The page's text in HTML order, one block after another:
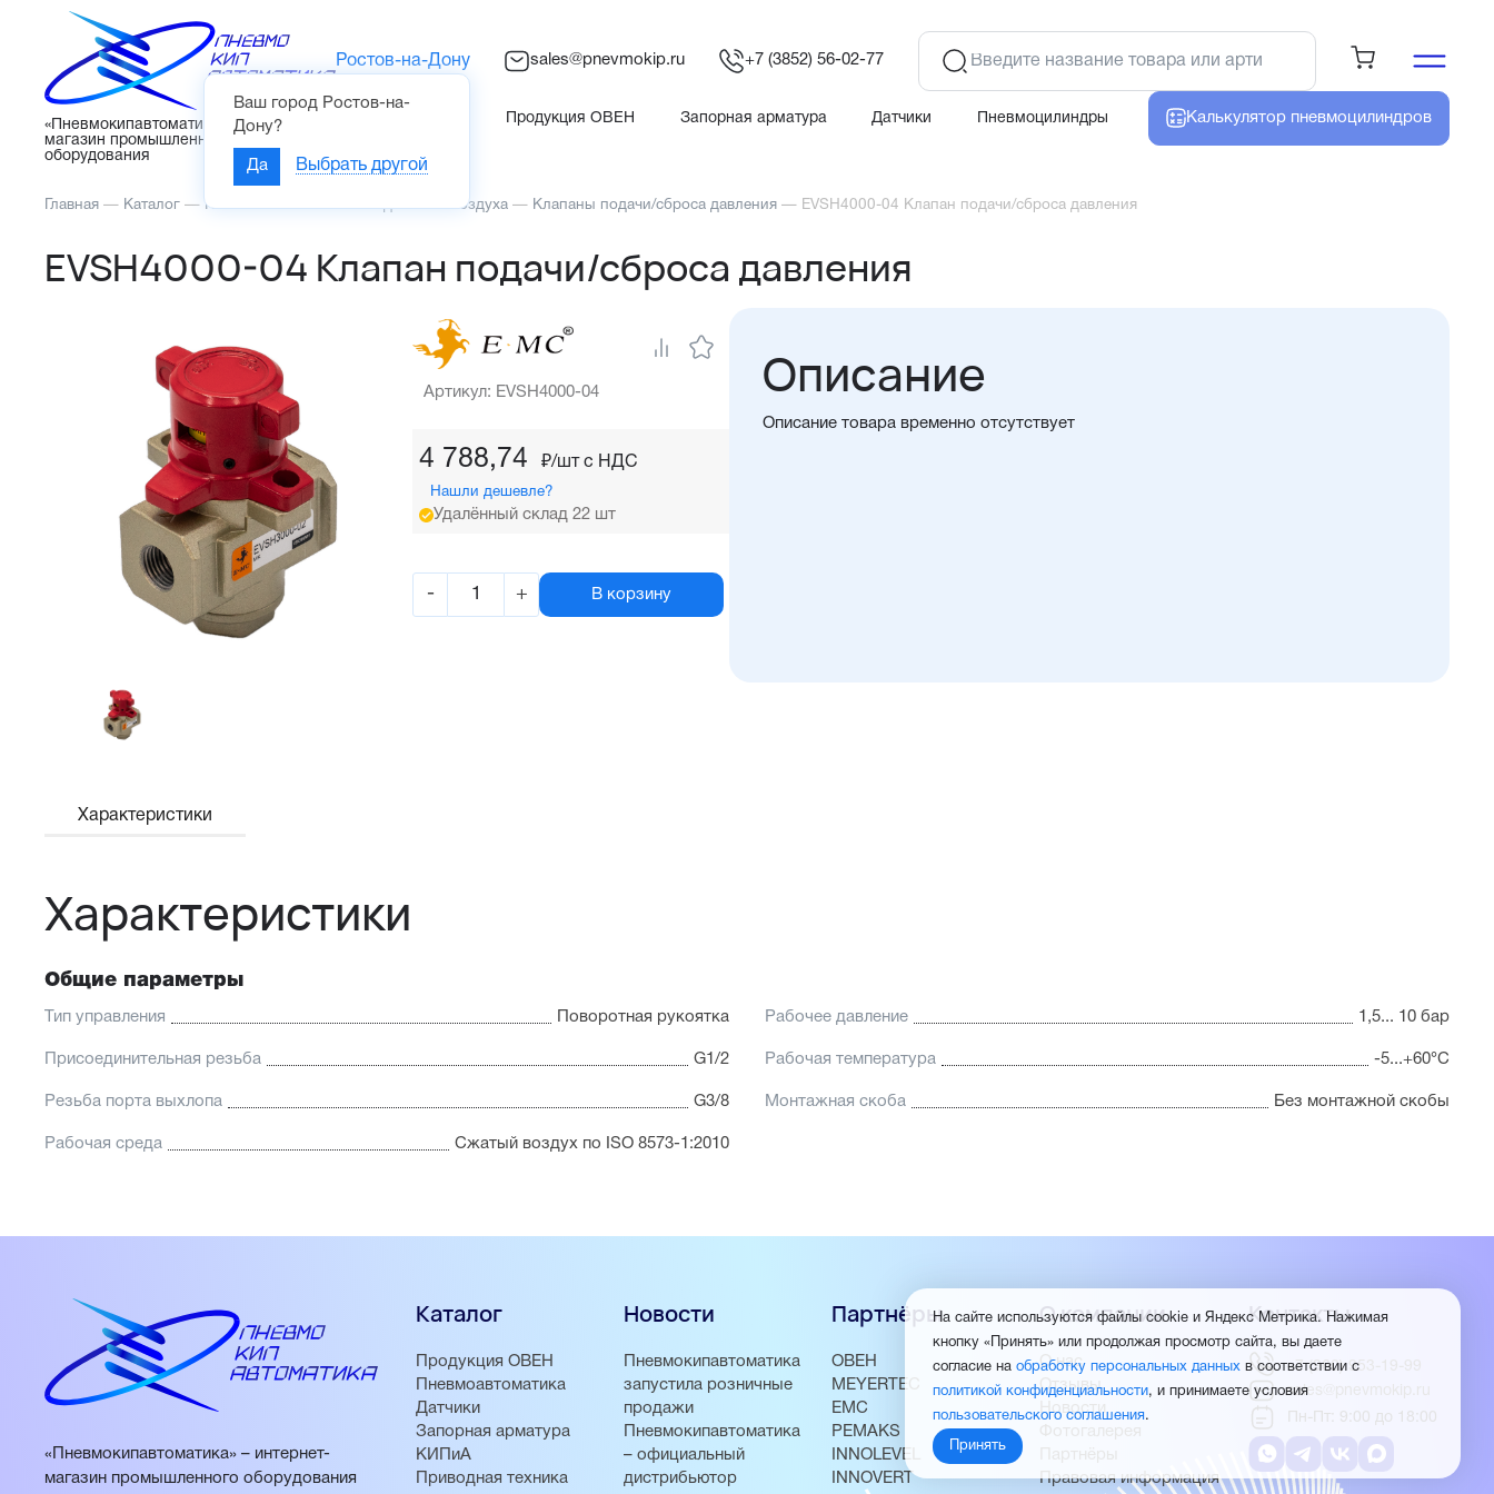
«Пневмокипавтоматика» – интернет-
магазин промышленного
оборудования
Ростов-на-Дону
Ваш город Ростов-на-
Дону?
Да Выбрать другой
sales@pnevmokip.ru +7 (3852) 56-02-77
Продукция ОВЕН Запорная арматура Датчики Пневмоцилиндры Калькулятор пневмоцилиндров
Главная — Каталог — Пневмоавтоматика —Подготовка воздуха — Клапаны подачи/сброса давления — EVSH4000-04 Клапан подачи/сброса давления
EVSH4000-04 Клапан подачи/сброса давления
Артикул: EVSH4000-04
4 788,74 ₽/шт c НДС
Нашли дешевле?
Удалённый склад 22 шт
- + В корзину
Описание
Описание товара временно отсутствует
Характеристики
Характеристики
Общие параметры
Тип управления Поворотная рукоятка Рабочее давление 1,5... 10 бар
Присоединительная резьба G1/2 Рабочая температура -5...+60°С
Резьба порта выхлопа G3/8 Монтажная скоба Без монтажной скобы
Рабочая среда Сжатый воздух по ISO 8573-1:2010
«Пневмокипавтоматика» – интернет-
магазин промышленного оборудования
Каталог
Продукция ОВЕН
Пневмоавтоматика
Датчики
Запорная арматура
КИПиА
Приводная техника
Новости
Пневмокипавтоматика
запустила розничные
продажи
Пневмокипавтоматика
– официальный
дистрибьютор
Партнёры
ОВЕН
MEYERTEC
EMC
PEMAKS
INNOLEVEL
INNOVERT
О компании
О нас
Отзывы
Новости
Фотогалерея
Партнёры
Правовая информация
Контакты
+7 (960) 953-19-99
sales@pnevmokip.ru
Пн-Пт: 9:00 до 18:00
На сайте используются файлы cookie и Яндекс Метрика. Нажимая
кнопку «Принять» или продолжая просмотр сайта, вы даете
согласие на обработку персональных данных в соответствии с
политикой конфиденциальности, и принимаете условия
пользовательского соглашения.
Принять